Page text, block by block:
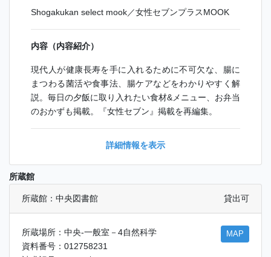
Shogakukan select mook／女性セブンプラスMOOK
内容（内容紹介）
現代人が健康長寿を手に入れるために不可欠な、腸に
まつわる菌活や食事法、腸ケアなどをわかりやすく解
説。毎日の夕飯に取り入れたい食材&メニュー、お弁当
のおかずも掲載。『女性セブン』掲載を再編集。
詳細情報を表示
所蔵館
所蔵館：中央図書館 貸出可
所蔵場所：中央-一般室－4自然科学
資料番号：012758231
MAP